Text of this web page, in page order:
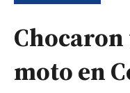
moto en